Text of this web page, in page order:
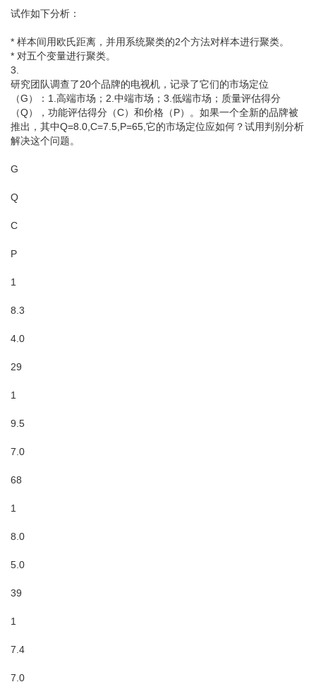
试作如下分析：
* 样本间用欧氏距离，并用系统聚类的2个方法对样本进行聚类。
* 对五个变量进行聚类。
3.
研究团队调查了20个品牌的电视机，记录了它们的市场定位
（G）：1.高端市场；2.中端市场；3.低端市场；质量评估得分
（Q），功能评估得分（C）和价格（P）。如果一个全新的品牌被
推出，其中Q=8.0,C=7.5,P=65,它的市场定位应如何？试用判别分析
解决这个问题。
G
Q
C
P
1
8.3
4.0
29
1
9.5
7.0
68
1
8.0
5.0
39
1
7.4
7.0